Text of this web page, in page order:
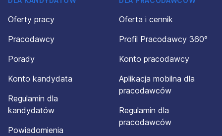
Oferty pracy
Pracodawcy
Porady
Konto kandydata
Regulamin dla
kandydatów
Powiadomienia
Oferta i cennik
Profil Pracodawcy 360°
Konto pracodawcy
Aplikacja mobilna dla
pracodawców
Regulamin dla
pracodawców